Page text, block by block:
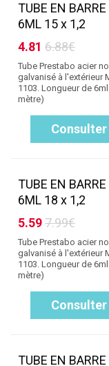
TUBE EN BARRE
6ML 15 x 1,2
4.81 6.88€
Tube Prestabo acier
galvanisé à l'extérieur
1103. Longueur de
mètre)
Consulter
TUBE EN BARRE
6ML 18 x 1,2
5.597.99€
Tube Prestabo acier
galvanisé à l'extérieur
1103. Longueur de
mètre)
Consulter
TUBE EN BARRE